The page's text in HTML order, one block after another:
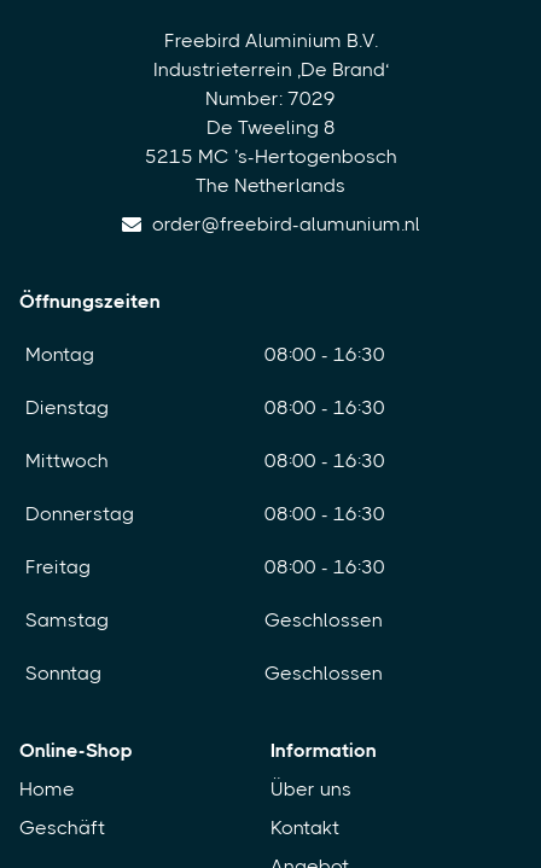
Freebird Aluminium B.V.
Industrieterrein ‚De Brand‘
Number: 7029
De Tweeling 8
5215 MC ’s-Hertogenbosch
The Netherlands
order@freebird-alumunium.nl
Öffnungszeiten
Montag 08:00 - 16:30
Dienstag 08:00 - 16:30
Mittwoch 08:00 - 16:30
Donnerstag 08:00 - 16:30
Freitag 08:00 - 16:30
Samstag Geschlossen
Sonntag Geschlossen
Online-Shop
Home
Geschäft
Information
Über uns
Kontakt